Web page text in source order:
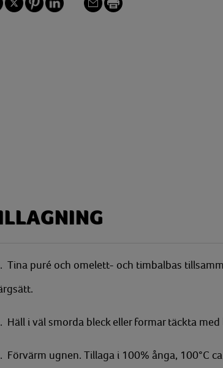
Tina puré och omelett- och timbalbas
Häll i väl smorda bleck eller formar täckta med
Förvärm ugnen. Tillaga i 100% ånga, 100°C